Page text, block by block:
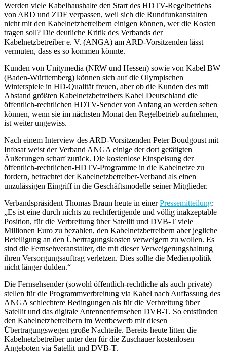
Werden viele Kabelhaushalte den Start des HDTV-Regelbetriebs
von ARD und ZDF verpassen, weil sich die Rundfunkanstalten
nicht mit den Kabelnetzbetreibern einigen können, wer die Kosten
tragen soll? Die deutliche Kritik des Verbands der
Kabelnetzbetreiber e. V. (ANGA) am ARD-Vorsitzenden lässt
vermuten, dass es so kommen könnte.
Kunden von Unitymedia (NRW und Hessen) sowie von Kabel BW
(Baden-Württemberg) können sich auf die Olympischen
Winterspiele in HD-Qualität freuen, aber ob die Kunden des mit
Abstand größten Kabelnetzbetreibers Kabel Deutschland die
öffentlich-rechtlichen HDTV-Sender von Anfang an werden sehen
können, wenn sie im nächsten Monat den Regelbetrieb aufnehmen,
ist weiter ungewiss.
Nach einem Interview des ARD-Vorsitzenden Peter Boudgoust mit
Infosat weist der Verband ANGA einige der dort getätigten
Äußerungen scharf zurück. Die kostenlose Einspeisung der
öffentlich-rechtlichen-HDTV-Programme in die Kabelnetze zu
fordern, betrachtet der Kabelnetzbetreiber-Verband als einen
unzulässigen Eingriff in die Geschäftsmodelle seiner Mitglieder.
Verbandspräsident Thomas Braun heute in einerPressemitteilung:
„Es ist eine durch nichts zu rechtfertigende und völlig inakzeptable
Position, für die Verbreitung über Satellit und DVB-T viele
Millionen Euro zu bezahlen, den Kabelnetzbetreibern aber jegliche
Beteiligung an den Übertragungs­kosten verweigern zu wollen. Es
sind die Fernsehveranstalter, die mit dieser Verweigerungs­hal­tung
ihren Versorgungsauftrag verletzen. Dies sollte die Medienpolitik
nicht länger dulden.“
Die Fernsehsender (sowohl öffentlich-rechtliche als auch private)
stellen für die Programmverbreitung via Kabel nach Auffassung des
ANGA schlechtere Bedingungen als für die Verbreitung über
Satellit und das digitale Antennenfernsehen DVB-T. So entstünden
den Kabelnetzbetreibern im Wettbewerb mit diesen
Übertragungswegen große Nachteile. Bereits heute litten die
Kabelnetzbetreiber unter den für die Zuschauer kostenlosen
Angeboten via Satellit und DVB-T.